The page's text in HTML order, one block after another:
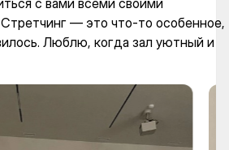
с вами всеми своими
— это что-то особенное,
Люблю, когда зал уютный и